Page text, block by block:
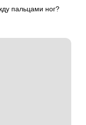
пальцами ног?